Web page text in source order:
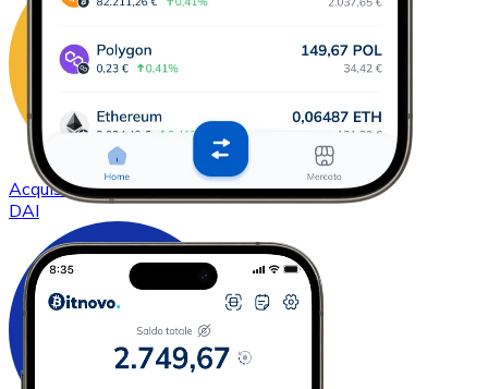
AcquistareDAIcon bonifico bancario
DAI